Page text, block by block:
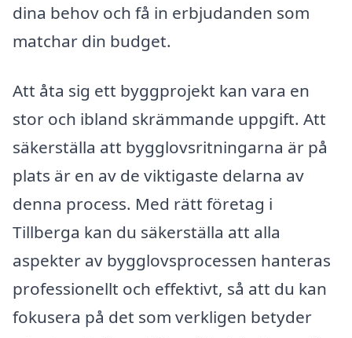
dina behov och få in erbjudanden som
matchar din budget.
Att åta sig ett byggprojekt kan vara en
stor och ibland skrämmande uppgift. Att
säkerställa att bygglovsritningarna är på
plats är en av de viktigaste delarna av
denna process. Med rätt företag i
Tillberga kan du säkerställa att alla
aspekter av bygglovsprocessen hanteras
professionellt och effektivt, så att du kan
fokusera på det som verkligen betyder